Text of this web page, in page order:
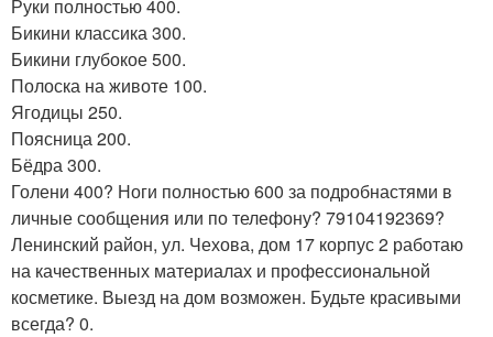
Руки полностью 400.
Бикини классика 300.
Бикини глубокое 500.
Полоска на животе 100.
Ягодицы 250.
Поясница 200.
Бёдра 300.
Голени 400? Ноги полностью 600 за подробнастями в
личные сообщения или по телефону? 79104192369?
Ленинский район, ул. Чехова, дом 17 корпус 2 работаю
на качественных материалах и профессиональной
косметике. Выезд на дом возможен. Будьте красивыми
всегда? 0.